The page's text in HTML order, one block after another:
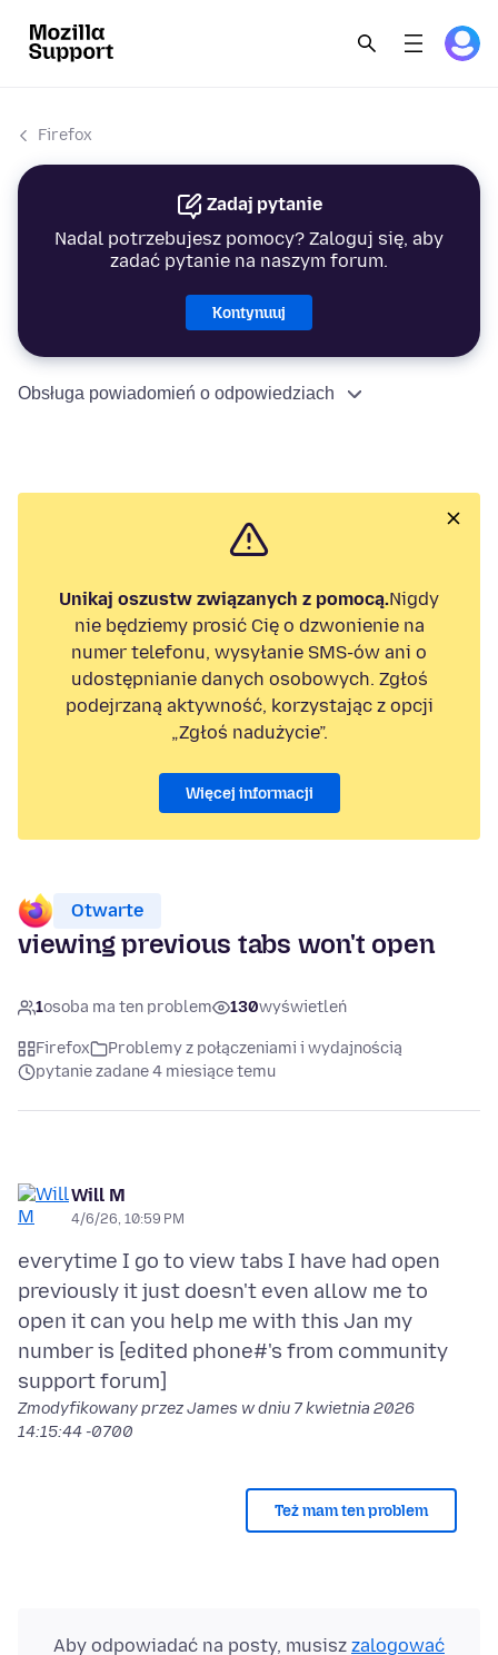
Firefox
Zadaj pytanie
Nadal potrzebujesz pomocy? Zaloguj się, aby
zadać pytanie na naszym forum.
Kontynuuj
Obsługa powiadomień o odpowiedziach
Unikaj oszustw związanych z pomocą.Nigdy
nie będziemy prosić Cię o dzwonienie na
numer telefonu, wysyłanie SMS-ów ani o
udostępnianie danych osobowych. Zgłoś
podejrzaną aktywność, korzystając z opcji
„Zgłoś nadużycie”.
Więcej informacji
Otwarte
viewing previous tabs won't open
1osoba ma ten problem 130wyświetleń
Firefox
Problemy z połączeniami i wydajnością
pytanie zadane 4 miesiące temu
Will M
4/6/26, 10:59 PM
everytime I go to view tabs I have had open
previously it just doesn't even allow me to
open it can you help me with this Jan my
number is [edited phone#'s from community
Zmodyfikowany przez James w dniu 7 kwietnia 2026
14:15:44 -0700
Też mam ten problem
Aby odpowiadać na posty, musisz zalogować